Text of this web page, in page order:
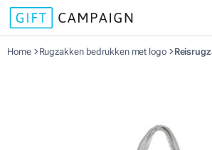
Home Rugzakken bedrukken met logo